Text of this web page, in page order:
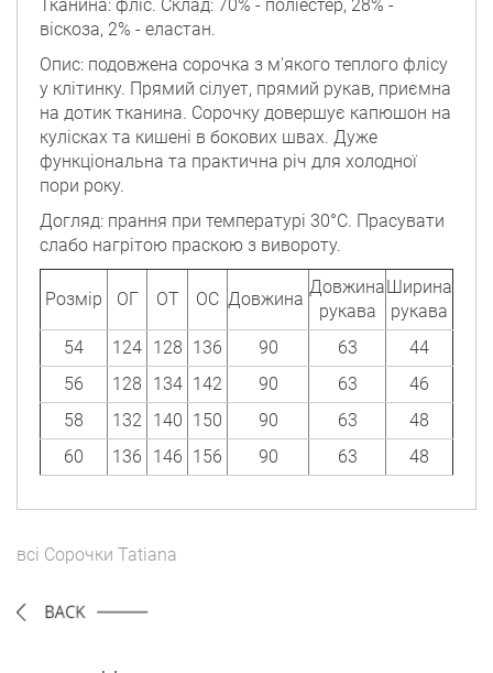
Тканина: фліс. Склад: 70% - поліестер, 28% -
віскоза, 2% - еластан.
Опис: подовжена сорочка з м'якого теплого флісу
у клітинку. Прямий сілует, прямий рукав, приємна
на дотик тканина. Сорочку довершує капюшон на
кулісках та кишені в бокових швах. Дуже
функціональна та практична річ для холодної
пори року.
Догляд: прання при температурі 30°C. Прасувати
слабо нагрітою праскою з вивороту.
Розмір ОГ ОТ ОС Довжина
Довжина
рукава
Ширина
рукава
54
124 128 136 90 63
44
56
128 134 142 90 63
46
58
132 140 150 90 63
48
60
136 146 156 90 63 48
всі Сорочки Tatiana